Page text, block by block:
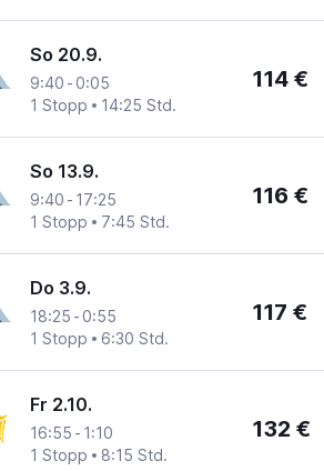
So 20.9.
9:40 - 0:05
1 Stopp
14:25 Std.
114 €
So 13.9.
9:40 - 17:25
1 Stopp
7:45 Std.
116 €
Do 3.9.
18:25 - 0:55
1 Stopp
6:30 Std.
117 €
Fr 2.10.
16:55 - 1:10
1 Stopp
8:15 Std.
132 €